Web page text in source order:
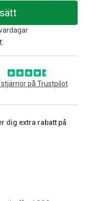
stjärnor på Trustpilot
dig extra rabatt på